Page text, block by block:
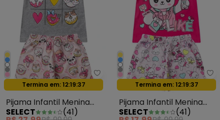
Select - Pijama Infantil Menina
Oferta relâmpago
Termina em: 12:19:35
Pijama Infantil Menina
Brilha no Escuro Cinza
SELECT (41)
Oferta relâmpago
Termina em: 12:19:35
Pijama Infantil Menina
Brilha no Escuro Rosa
SELECT (41)